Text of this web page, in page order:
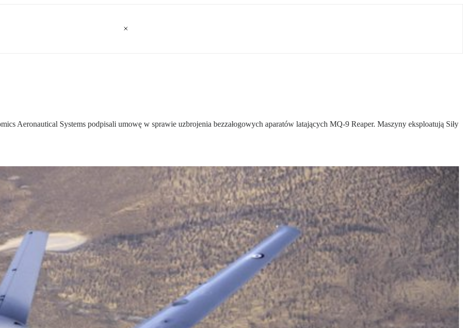
Aeronautical Systems podpisali umowę w sprawie uzbrojenia bezzałogowych aparatów latających MQ-9 Reaper. Maszyny eksploatują Siły